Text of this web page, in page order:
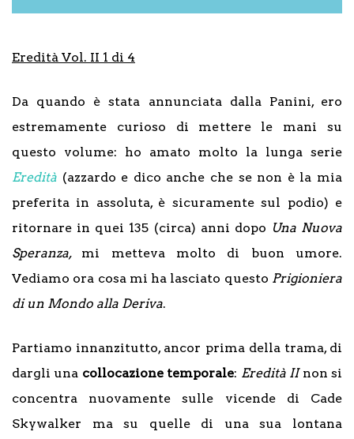
Eredità Vol. II 1 di 4
Da quando è stata annunciata dalla Panini, ero
estremamente curioso di mettere le mani su
questo volume: ho amato molto la lunga serie
Eredità (azzardo e dico anche che se non è la mia
preferita in assoluta, è sicuramente sul podio) e
ritornare in quei 135 (circa) anni dopo Una Nuova
Speranza, mi metteva molto di buon umore.
Vediamo ora cosa mi ha lasciato questo Prigioniera
di un Mondo alla Deriva.
Partiamo innanzitutto, ancor prima della trama, di
dargli una collocazione temporale: Eredità II non si
concentra nuovamente sulle vicende di Cade
Skywalker ma su quelle di una sua lontana